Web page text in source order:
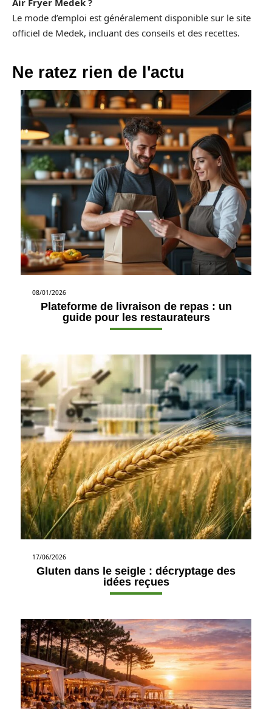
Le mode d’emploi est généralement disponible sur le site
officiel de Medek, incluant des conseils et des recettes.
Ne ratez rien de l'actu
08/01/2026
Plateforme de livraison de repas : un
guide pour les restaurateurs
17/06/2026
Gluten dans le seigle : décryptage des
idées reçues